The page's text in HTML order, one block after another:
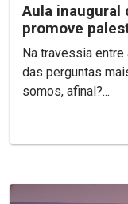
Aula inaugural
promove
Na travessia
das perguntas
somos, afinal?...